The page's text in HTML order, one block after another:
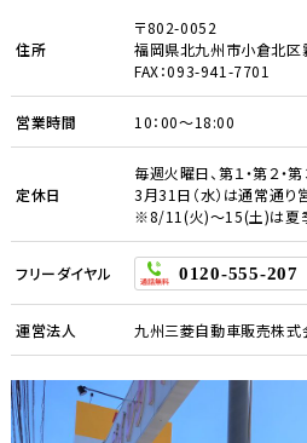
住所
〒802-0052
福岡県北九州市小倉北
FAX：093-941-7701
営業時間 10：00～18:00
定休日
毎週火曜日、第１・第２・
3月31日（水）は通常通り
※8/11(火)～15(土)は夏
フリーダイヤル 0120-555-207
運営法人 九州三菱自動車販売株式